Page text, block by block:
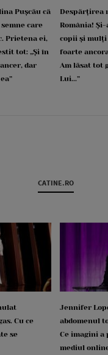
Pușcău că
care
Prietena ei,
tot: „Și în
dar
Despărțirea
România!
copii și mulți
foarte
Am lăsat tot
Lui...”
CATINE.RO
Cu ce
se
Jennifer
abdomenul
Ce imagini
mediul